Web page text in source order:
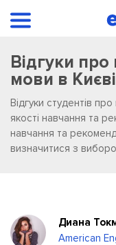
Відгуки про
мови в Києві
Відгуки студентів про
якості навчання та
навчання та
визначитися з
Диана
American